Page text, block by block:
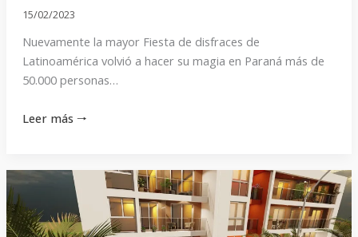
15/02/2023
Nuevamente la mayor Fiesta de disfraces de
Latinoamérica volvió a hacer su magia en Paraná más de
50.000 personas…
Leer más 🠒
¿Por
qué
son